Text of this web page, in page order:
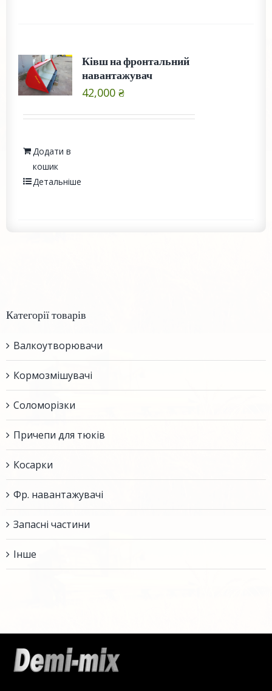
Ківш на фронтальний
навантажувач
42,000 ₴
Додати в
кошик
Детальніше
Категорії товарів
Валкоутворювачи
Кормозмішувачі
Соломорізки
Причепи для тюків
Косарки
Фр. навантажувачі
Запасні частини
Інше